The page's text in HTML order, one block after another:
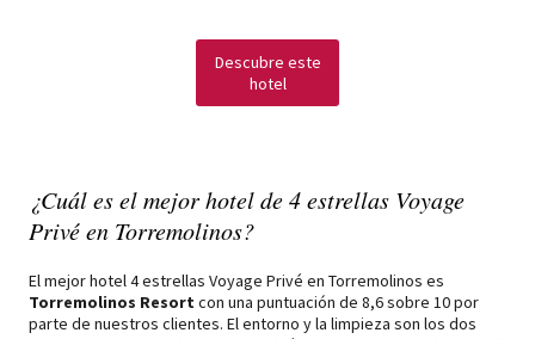
Descubre este
hotel
¿Cuál es el mejor hotel de 4 estrellas Voyage
Privé en Torremolinos?
El mejor hotel 4 estrellas Voyage Privé en Torremolinos es
Torremolinos Resort con una puntuación de 8,6 sobre 10 por
parte de nuestros clientes. El entorno y la limpieza son los dos